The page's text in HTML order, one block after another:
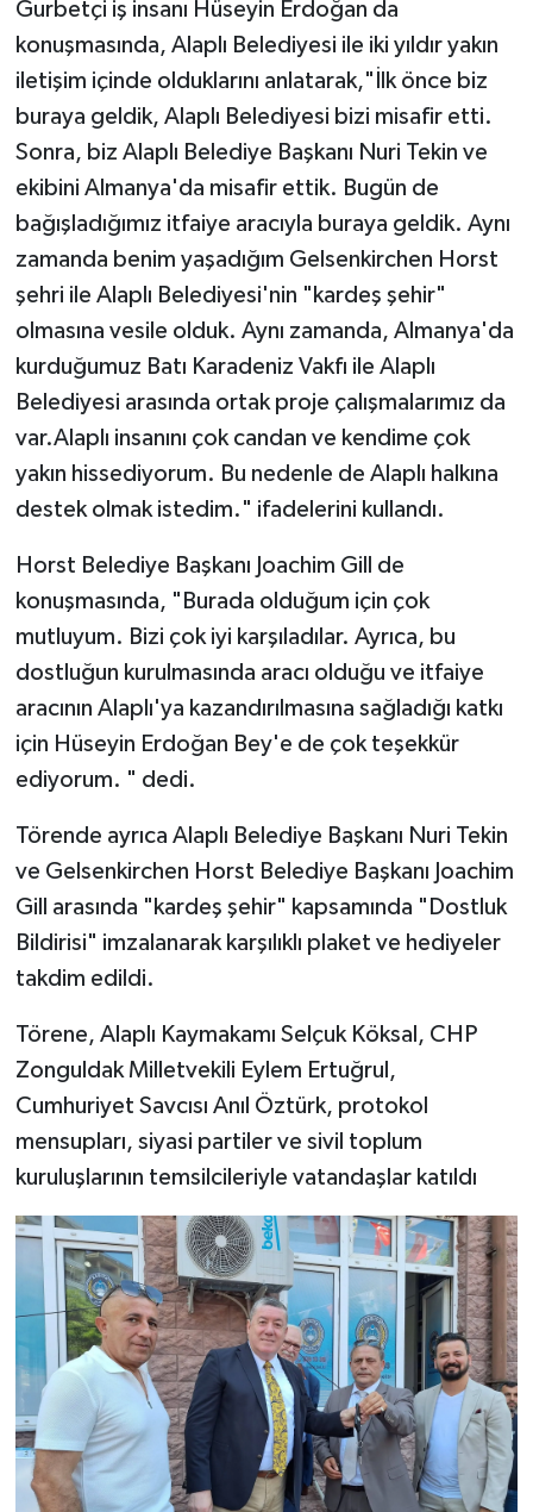
Gurbetçi iş insanı Hüseyin Erdoğan da
konuşmasında, Alaplı Belediyesi ile iki yıldır yakın
iletişim içinde olduklarını anlatarak,"İlk önce biz
buraya geldik, Alaplı Belediyesi bizi misafir etti.
Sonra, biz Alaplı Belediye Başkanı Nuri Tekin ve
ekibini Almanya'da misafir ettik. Bugün de
bağışladığımız itfaiye aracıyla buraya geldik. Aynı
zamanda benim yaşadığım Gelsenkirchen Horst
şehri ile Alaplı Belediyesi'nin "kardeş şehir"
olmasına vesile olduk. Aynı zamanda, Almanya'da
kurduğumuz Batı Karadeniz Vakfı ile Alaplı
Belediyesi arasında ortak proje çalışmalarımız da
var.Alaplı insanını çok candan ve kendime çok
yakın hissediyorum. Bu nedenle de Alaplı halkına
destek olmak istedim." ifadelerini kullandı.
Horst Belediye Başkanı Joachim Gill de
konuşmasında, "Burada olduğum için çok
mutluyum. Bizi çok iyi karşıladılar. Ayrıca, bu
dostluğun kurulmasında aracı olduğu ve itfaiye
aracının Alaplı'ya kazandırılmasına sağladığı katkı
için Hüseyin Erdoğan Bey'e de çok teşekkür
ediyorum. " dedi.
Törende ayrıca Alaplı Belediye Başkanı Nuri Tekin
ve Gelsenkirchen Horst Belediye Başkanı Joachim
Gill arasında "kardeş şehir" kapsamında "Dostluk
Bildirisi" imzalanarak karşılıklı plaket ve hediyeler
takdim edildi.
Törene, Alaplı Kaymakamı Selçuk Köksal, CHP
Zonguldak Milletvekili Eylem Ertuğrul,
Cumhuriyet Savcısı Anıl Öztürk, protokol
mensupları, siyasi partiler ve sivil toplum
kuruluşlarının temsilcileriyle vatandaşlar katıldı